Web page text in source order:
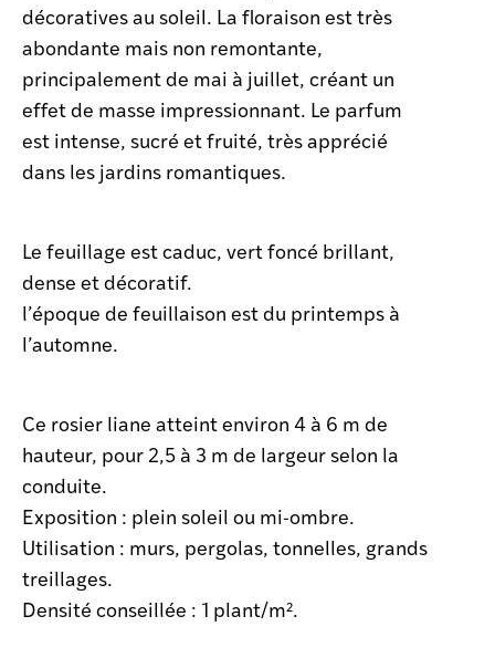
décoratives au soleil. La floraison est très
abondante mais non remontante,
principalement de mai à juillet, créant un
effet de masse impressionnant. Le parfum
est intense, sucré et fruité, très apprécié
dans les jardins romantiques.
Le feuillage est caduc, vert foncé brillant,
dense et décoratif.
l’époque de feuillaison est du printemps à
l’automne.
Ce rosier liane atteint environ 4 à 6 m de
hauteur, pour 2,5 à 3 m de largeur selon la
conduite.
Exposition : plein soleil ou mi-ombre.
Utilisation : murs, pergolas, tonnelles, grands
treillages.
Densité conseillée : 1 plant/m².